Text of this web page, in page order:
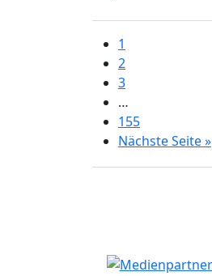
1
2
3
…
155
Nächste Seite »